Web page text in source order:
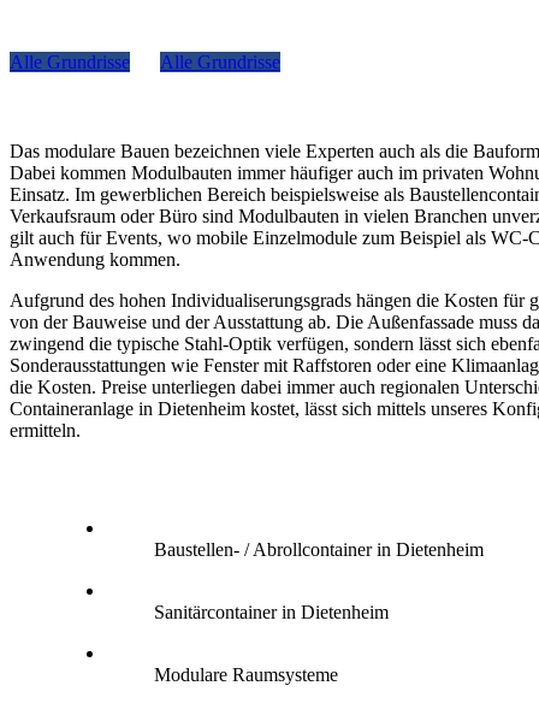
Alle Grundrisse Alle Grundrisse
Das modulare Bauen bezeichnen viele Experten auch als die
Dabei kommen Modulbauten immer häufiger auch im privaten
Einsatz. Im gewerblichen Bereich beispielsweise als
Verkaufsraum oder Büro sind Modulbauten in vielen Branchen
gilt auch für Events, wo mobile Einzelmodule zum Beispiel als WC-
Anwendung kommen.
Aufgrund des hohen Individualiserungsgrads hängen die Kosten für
von der Bauweise und der Ausstattung ab. Die Außenfassade muss
zwingend die typische Stahl-Optik verfügen, sondern lässt sich
Sonderausstattungen wie Fenster mit Raffstoren oder eine
die Kosten. Preise unterliegen dabei immer auch regionalen
Containeranlage in Dietenheim kostet, lässt sich mittels unseres
ermitteln.
Baustellen- / Abrollcontainer in Dietenheim
Sanitärcontainer in Dietenheim
Modulare Raumsysteme